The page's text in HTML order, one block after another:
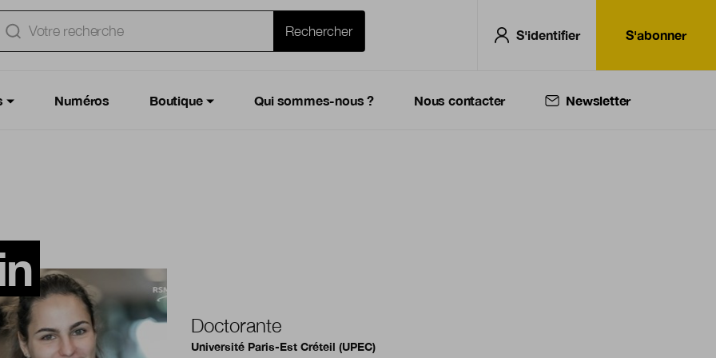
S'identifier S'abonner
Numéros Boutique Qui sommes-nous ? Nous contacter Newsletter
Doctorante
Université Paris-Est Créteil (UPEC)